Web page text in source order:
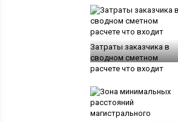
Затраты заказчика в
сводном сметном
расчете что входит